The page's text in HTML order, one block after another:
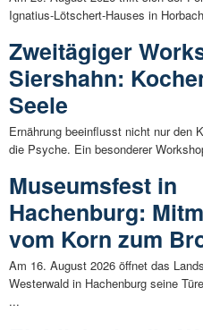
Ignatius-Lötschert-Hauses in
Zweitägiger
Siershahn:
Seele
Ernährung beeinflusst nicht nur den
die Psyche. Ein besonderer
Museumsfest in
Hachenburg:
vom Korn zum
Am 16. August 2026 öffnet das
Westerwald in Hachenburg seine
...